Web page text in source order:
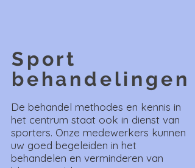
Sport
behandelingen
De behandel methodes en kennis in
het centrum staat ook in dienst van
sporters. Onze medewerkers kunnen
uw goed begeleiden in het
behandelen en verminderen van